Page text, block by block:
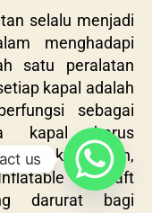
selalu menjadi
menghadapi
satu peralatan
kapal adalah
sebagai
kapal harus
kebakaran,
life raft
darurat bagi
us